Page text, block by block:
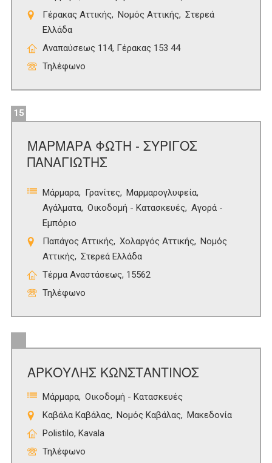
Γέρακας Αττικής
Νομός Αττικής
Στερεά
Ελλάδα
Αναπαύσεως 114, Γέρακας 153 44
Τηλέφωνο
15
ΜΑΡΜΑΡΑ ΦΩΤΗ - ΣΥΡΙΓΟΣ
ΠΑΝΑΓΙΩΤΗΣ
Μάρμαρα Γρανίτες
Μαρμαρογλυφεία
Αγάλματα Οικοδομή - Κατασκευές
Αγορά -
Εμπόριο
Παπάγος Αττικής
Χολαργός Αττικής
Νομός
Αττικής
Στερεά Ελλάδα
Τέρμα Αναστάσεως, 15562
Τηλέφωνο
ΑΡΚΟΥΛΗΣ ΚΩΝΣΤΑΝΤΙΝΟΣ
Μάρμαρα Οικοδομή - Κατασκευές
Καβάλα Καβάλας
Νομός Καβάλας
Μακεδονία
Polistilo, Kavala
Τηλέφωνο